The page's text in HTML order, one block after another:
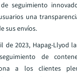
seguimiento
una
sus envíos.
de 2023, Hapag-Llyod
de
a los clientes